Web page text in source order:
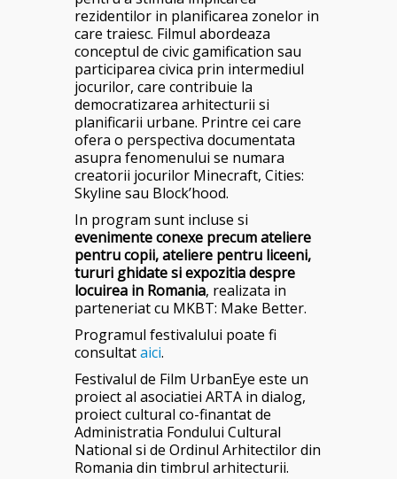
rezidentilor in planificarea zonelor in
care traiesc. Filmul abordeaza
conceptul de civic gamification sau
participarea civica prin intermediul
jocurilor, care contribuie la
democratizarea arhitecturii si
planificarii urbane. Printre cei care
ofera o perspectiva documentata
asupra fenomenului se numara
creatorii jocurilor Minecraft, Cities:
Skyline sau Block’hood.
In program sunt incluse si
evenimente conexe precum ateliere
pentru copii, ateliere pentru liceeni,
tururi ghidate si expozitia despre
locuirea in Romania, realizata in
parteneriat cu MKBT: Make Better.
Programul festivalului poate fi
consultataici.
Festivalul de Film UrbanEye este un
proiect al asociatiei ARTA in dialog,
proiect cultural co-finantat de
Administratia Fondului Cultural
National si de Ordinul Arhitectilor din
Romania din timbrul arhitecturii.